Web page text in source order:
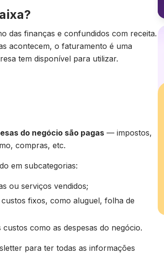
das finanças e confundidos com receita.
acontecem, o faturamento é uma
tem disponível para utilizar.
do negócio são pagas — impostos,
compras, etc.
em subcategorias:
ou serviços vendidos;
fixos, como aluguel, folha de
como as despesas do negócio.
para ter todas as informações